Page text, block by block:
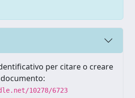
per citare o creare
10278/6723